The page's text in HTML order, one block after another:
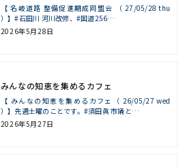
【 名岐道路 整備促進期成同盟会 （ 27/05/28 thu
）】#石田川 河川改修、#国道256…
2026年5月28日
みんなの知恵を集めるカフェ
【 みんなの知恵を集めるカフェ（ 26/05/27 wed
）】先週土曜のことです。#須田眞 市議と…
2026年5月27日